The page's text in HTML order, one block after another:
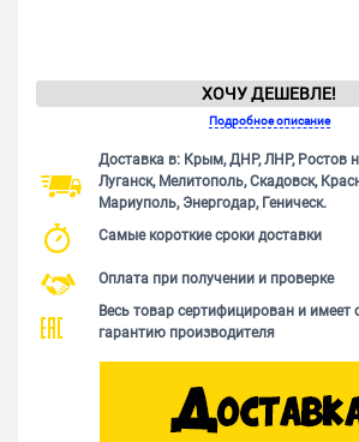
ХОЧУ ДЕШЕВЛЕ!
Подробное описание
Доставка в: Крым, ДНР, ЛНР, Ростов
Луганск, Мелитополь, Скадовск,
Мариуполь, Энергодар, Геническ.
Самые короткие сроки доставки
Оплата при получении и проверке
Весь товар сертифицирован и
гарантию производителя